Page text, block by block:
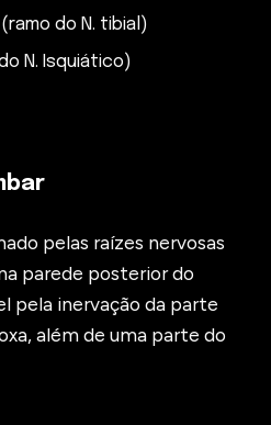
do N. tibial)
N. Isquiático)
pelas raízes nervosas
parede posterior do
pela inervação da parte
além de uma parte do